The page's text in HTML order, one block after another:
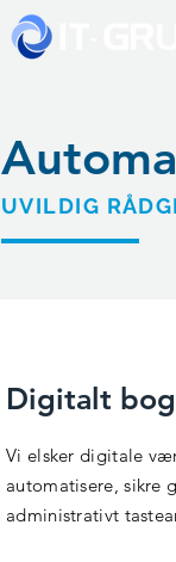
UVILDIG
Digitalt
Vi elsker digitale
automatisere, sikre
administrativt